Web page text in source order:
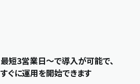
最短3営業日～で導入が可能で、
すぐに運用を開始できます